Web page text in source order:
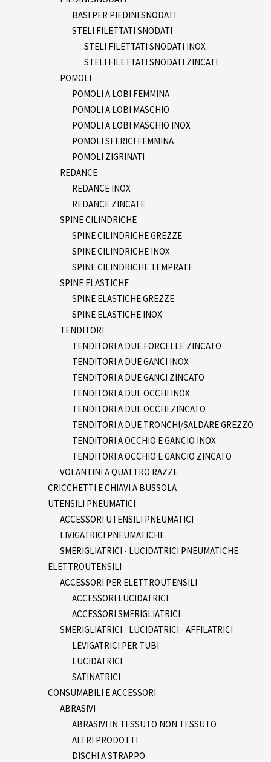
BASI PER PIEDINI SNODATI
STELI FILETTATI SNODATI
STELI FILETTATI SNODATI INOX
STELI FILETTATI SNODATI ZINCATI
POMOLI
POMOLI A LOBI FEMMINA
POMOLI A LOBI MASCHIO
POMOLI A LOBI MASCHIO INOX
POMOLI SFERICI FEMMINA
POMOLI ZIGRINATI
REDANCE
REDANCE INOX
REDANCE ZINCATE
SPINE CILINDRICHE
SPINE CILINDRICHE GREZZE
SPINE CILINDRICHE INOX
SPINE CILINDRICHE TEMPRATE
SPINE ELASTICHE
SPINE ELASTICHE GREZZE
SPINE ELASTICHE INOX
TENDITORI
TENDITORI A DUE FORCELLE ZINCATO
TENDITORI A DUE GANCI INOX
TENDITORI A DUE GANCI ZINCATO
TENDITORI A DUE OCCHI INOX
TENDITORI A DUE OCCHI ZINCATO
TENDITORI A DUE TRONCHI/SALDARE GREZZO
TENDITORI A OCCHIO E GANCIO INOX
TENDITORI A OCCHIO E GANCIO ZINCATO
VOLANTINI A QUATTRO RAZZE
CRICCHETTI E CHIAVI A BUSSOLA
UTENSILI PNEUMATICI
ACCESSORI UTENSILI PNEUMATICI
LIVIGATRICI PNEUMATICHE
SMERIGLIATRICI - LUCIDATRICI PNEUMATICHE
ELETTROUTENSILI
ACCESSORI PER ELETTROUTENSILI
ACCESSORI LUCIDATRICI
ACCESSORI SMERIGLIATRICI
SMERIGLIATRICI - LUCIDATRICI - AFFILATRICI
LEVIGATRICI PER TUBI
LUCIDATRICI
SATINATRICI
CONSUMABILI E ACCESSORI
ABRASIVI
ABRASIVI IN TESSUTO NON TESSUTO
ALTRI PRODOTTI
DISCHI A STRAPPO